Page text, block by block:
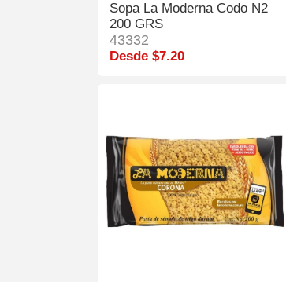
Sopa La Moderna Codo N2
200 GRS
43332
Desde $7.20